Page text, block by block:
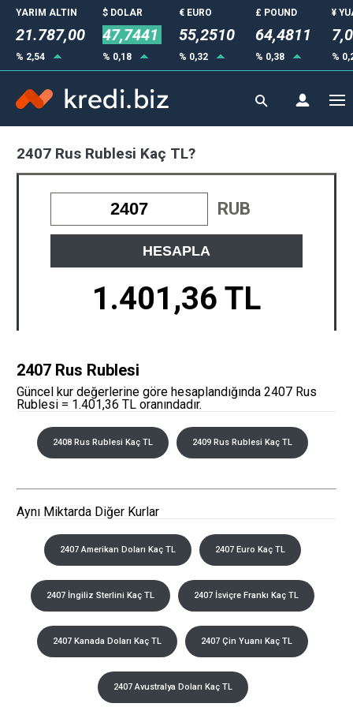
YARIM ALTIN
21.787,00
% 2,54
$ DOLAR
47,7441
% 0,18
€ EURO
55,2510
% 0,32
£ POUND
64,4811
% 0,38
¥
%
2407 Rus Rublesi Kaç TL?
RUB
HESAPLA
1.401,36 TL
2407 Rus Rublesi
Güncel kur değerlerine göre hesaplandığında 2407 Rus
Rublesi = 1.401,36 TL oranındadır.
2408 Rus Rublesi Kaç TL 2409 Rus Rublesi Kaç TL
Aynı Miktarda Diğer Kurlar
2407 Amerikan Doları Kaç TL 2407 Euro Kaç TL
2407 İngiliz Sterlini Kaç TL 2407 İsviçre Frankı Kaç TL
2407 Kanada Doları Kaç TL 2407 Çin Yuanı Kaç TL
2407 Avustralya Doları Kaç TL